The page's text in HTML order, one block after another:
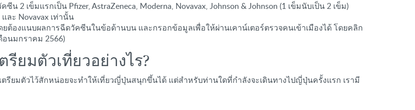
น 2 เข็มแรกเป็น Pfizer, AstraZeneca, Moderna, Novavax, Johnson & Johnson (1 เข็มนับเป็น 2 เข็ม)
ละ Novavax เท่านั้น
ยต้องแนบผลการฉีดวัคซีนในข้อด้านบน และกรอกข้อมูลเพื่อให้ผ่านเคาน์เตอร์ตรวจคนเข้าเมืองได้ โดยคลิก
นมกราคม 2566)
ยมตัวเที่ยวอย่างไร?
รียมตัวไว้สักหน่อยจะทำให้เที่ยวญี่ปุ่นสนุกขึ้นได้ แต่สำหรับท่านใดที่กำลังจะเดินทางไปญี่ปุ่นครั้งแรก เรามี